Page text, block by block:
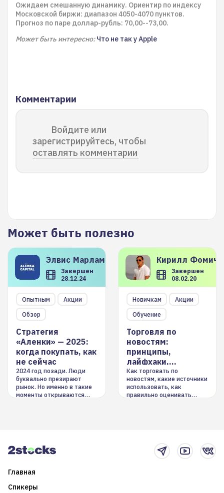
Ожидаем смешанную динамику. Ориентир по индексу
Московской биржи: диапазон 4050-4070 пунктов.
Прогноз по паре доллар-рубль: 70,00--73,00.
Может быть интересно: Что не так у Apple
Комментарии
Войдите или
зарегистрируйтесь, чтобы
оставлять комментарии
Может быть полезно
Элвис Марламов
Завершен
28.12.24
Опытным
Акции
Обзор
Стратегия
«Аленки» — 2025:
когда покупать, как
не сейчас
2024 год позади. Люди
буквально презирают
рынок. Но именно в такие
моменты открываются
Кирилл
Завершен
08.02.20
Новичкам
Акции
Обучение
Торговля по
новостям:
принципы,
лайфхаки,
инструменты
Как торговать по
новостям, какие источники
использовать, как
правильно оценивать
Главная
Спикеры